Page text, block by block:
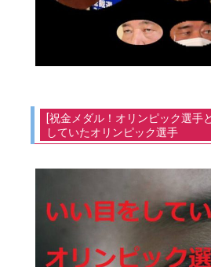
[祝金メダル！オリンピック選手
していたオリンピック選手